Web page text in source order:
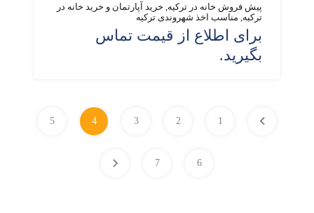
پیش فروش خانه در ترکیه, خرید آپارتمان و خرید خانه در
ترکیه, مناسب اخذ شهروندی ترکیه
برای اطلاع از قیمت تماس
بگیرید.
1
2
3
4
5
6
7